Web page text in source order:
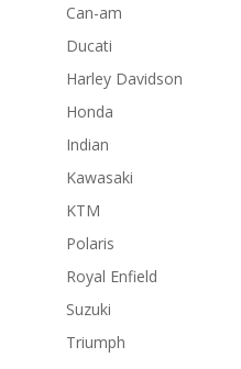
Can-am
Ducati
Harley Davidson
Honda
Indian
Kawasaki
KTM
Polaris
Royal Enfield
Suzuki
Triumph